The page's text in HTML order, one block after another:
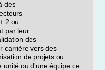
des
2 ou
par leur
des
carrière vers des
de projets ou
unité ou d'une équipe de